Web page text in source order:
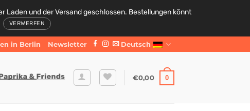
und der Versand geschlossen. Bestellungen könnt
VERWERFEN
Deutsch
in Berlin Newsletter
€0,00 0